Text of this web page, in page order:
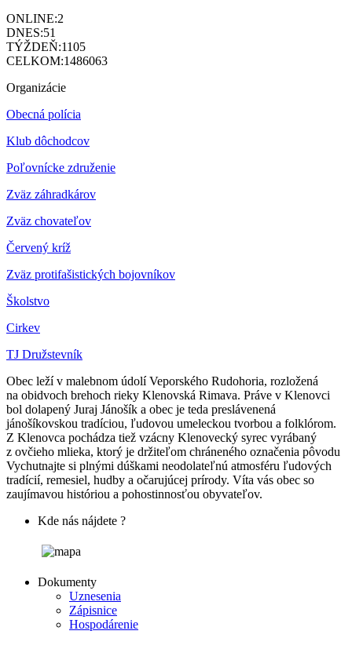
ONLINE:2
DNES:51
TÝŽDEŇ:1105
CELKOM:1486063
Organizácie
Obecná polícia
Klub dôchodcov
Poľovnícke združenie
Zväz záhradkárov
Zväz chovateľov
Červený kríž
Zväz protifašistických bojovníkov
Školstvo
Cirkev
TJ Družstevník
Obec leží v malebnom údolí Veporského Rudohoria, rozložená
na obidvoch brehoch rieky Klenovská Rimava. Práve v Klenovci
bol dolapený Juraj Jánošík a obec je teda preslávenená
jánošíkovskou tradíciou, ľudovou umeleckou tvorbou a folklórom.
Z Klenovca pochádza tiež vzácny Klenovecký syrec vyrábaný
z ovčieho mlieka, ktorý je držiteľom chráneného označenia pôvodu
Vychutnajte si plnými dúškami neodolateľnú atmosféru ľudových
tradícií, remesiel, hudby a očarujúcej prírody. Víta vás obec so
zaujímavou históriou a pohostinnosťou obyvateľov.
Kde nás nájdete ?
Dokumenty
Uznesenia
Zápisnice
Hospodárenie